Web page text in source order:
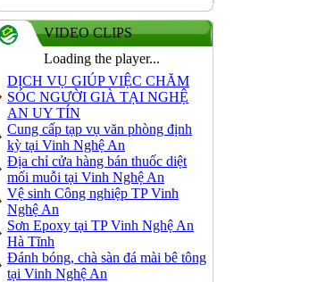
VIDEO CLIPS
Loading the player...
DỊCH VỤ GIÚP VIỆC CHĂM
SÓC NGƯỜI GIÀ TẠI NGHỆ
AN UY TÍN
Cung cấp tạp vụ văn phòng định
kỳ tại Vinh Nghệ An
Địa chỉ cửa hàng bán thuốc diệt
mối muỗi tại Vinh Nghệ An
Vệ sinh Công nghiệp TP Vinh
Nghệ An
Sơn Epoxy tại TP Vinh Nghệ An
Hà Tĩnh
Đánh bóng, chà sàn đá mài bê tông
tại Vinh Nghệ An